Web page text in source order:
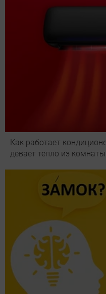
Как работает
девает тепло из комнаты